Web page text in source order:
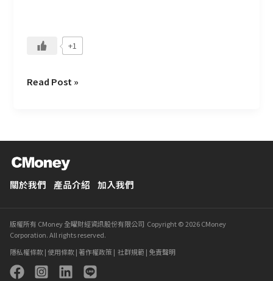
+1
工？
Read Post »
關於我們 產品介紹 加入我們
版權所有 CMoney 全曜財經資訊股份有限公司 Copyright © 2026 CMoney
Corporation. All rights reserved.
隱私權條款|使用條款| 著作權政策| 社群規範 | 免責聲明